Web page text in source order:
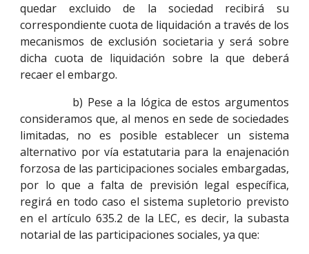
quedar excluido de la sociedad recibirá su
correspondiente cuota de liquidación a través de los
mecanismos de exclusión societaria y será sobre
dicha cuota de liquidación sobre la que deberá
recaer el embargo.
b) Pese a la lógica de estos argumentos
consideramos que, al menos en sede de sociedades
limitadas, no es posible establecer un sistema
alternativo por vía estatutaria para la enajenación
forzosa de las participaciones sociales embargadas,
por lo que a falta de previsión legal específica,
regirá en todo caso el sistema supletorio previsto
en el artículo 635.2 de la LEC, es decir, la subasta
notarial de las participaciones sociales, ya que: